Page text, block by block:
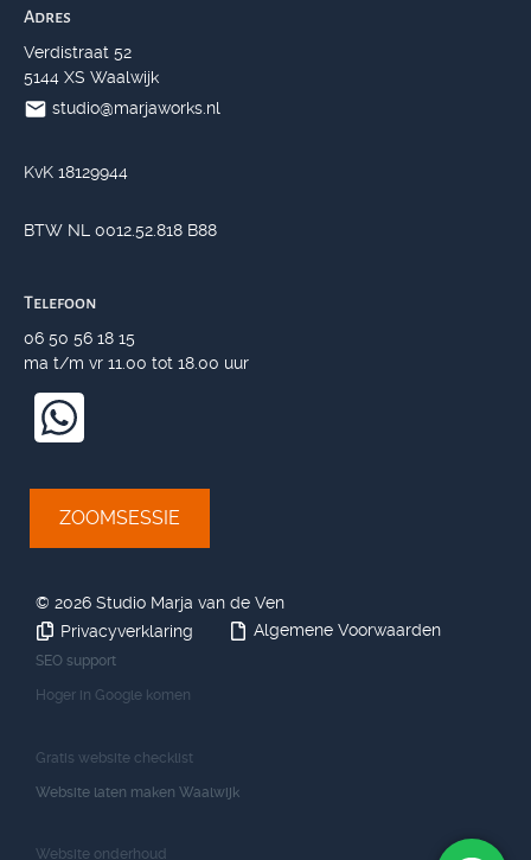
Adres
Verdistraat 52
5144 XS Waalwijk
studio@marjaworks.nl
KvK 18129944
BTW NL 0012.52.818 B88
Telefoon
06 50 56 18 15
ma t/m vr 11.00 tot 18.00 uur
ZOOMSESSIE
© 2026 Studio Marja van de Ven
Privacyverklaring
Algemene Voorwaarden
SEO support
Hoger in Google komen
Gratis website checklist
Website laten maken Waalwijk
Website onderhoud